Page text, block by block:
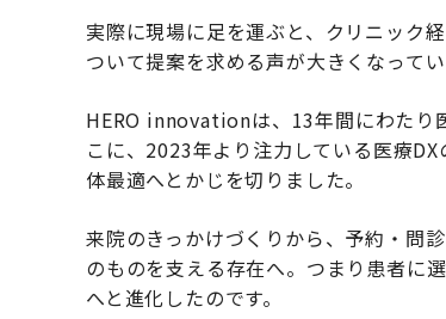
実際に現場に足を運ぶと、クリニック
ついて提案を求める声が大きくなって
HERO innovationは、13年間にわたり
こに、2023年より注力している医療
体最適へとかじを切りました。
来院のきっかけづくりから、予約・問
のものを支える存在へ。つまり患者に
へと進化したのです。